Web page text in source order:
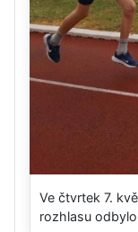
Ve čtvrtek 7.
rozhlasu